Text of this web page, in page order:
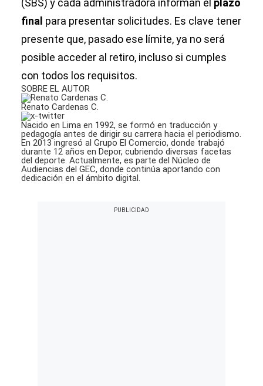
(SBS) y cada administradora informan el plazo
final para presentar solicitudes. Es clave tener
presente que, pasado ese límite, ya no será
posible acceder al retiro, incluso si cumples
con todos los requisitos.
SOBRE EL AUTOR
Renato Cardenas C.
Nacido en Lima en 1992, se formó en traducción y
pedagogía antes de dirigir su carrera hacia el periodismo.
En 2013 ingresó al Grupo El Comercio, donde trabajó
durante 12 años en Depor, cubriendo diversas facetas
del deporte. Actualmente, es parte del Núcleo de
Audiencias del GEC, donde continúa aportando con
dedicación en el ámbito digital.